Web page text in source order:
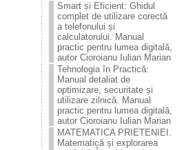
Smart și Eficient: Ghidul
complet de utilizare corectă
a telefonului și
calculatorului. Manual
practic pentru lumea digitală,
autor Cioroianu Iulian Marian
Tehnologia în Practică:
Manual detaliat de
optimizare, securitate și
utilizare zilnică. Manual
practic pentru lumea digitală,
autor Cioroianu Iulian Marian
MATEMATICA PRIETENIEI.
Matematică și explorarea